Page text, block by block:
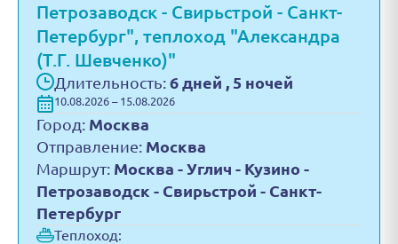
Петрозаводск - Свирьстрой - Санкт-
Петербург", теплоход "Александра
(Т.Г. Шевченко)"
Длительность: 6 дней , 5 ночей
10.08.2026 – 15.08.2026
Город: Москва
Отправление: Москва
Маршрут: Москва - Углич - Кузино -
Петрозаводск - Свирьстрой - Санкт-
Петербург
Теплоход: